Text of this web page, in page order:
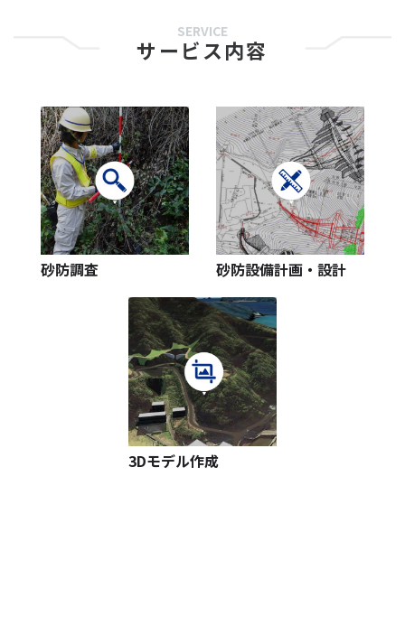
SERVICE
サービス内容
砂防調査 砂防設備計画・設計
3Dモデル作成